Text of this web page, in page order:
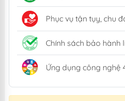
Phục vụ tận tụy, chu
Chính sách bảo hành
Ứng dụng công nghệ